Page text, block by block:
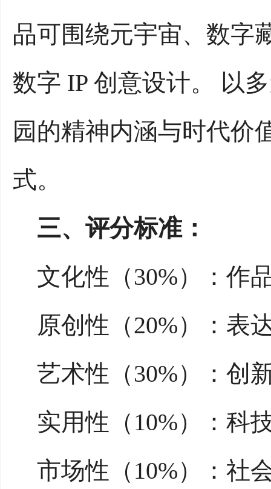
品可围绕元宇宙、数字
数字 IP 创意设计。 以
园的精神内涵与时代价
式。
三、评分标准：
文化性（30%）：作
原创性（20%）：表
艺术性（30%）：创
实用性（10%）：科
市场性（10%）：社